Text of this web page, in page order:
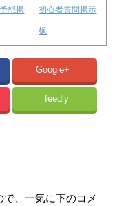
想掲 初心者質問掲示
板
Google+
feedly
、一気に下のコメ